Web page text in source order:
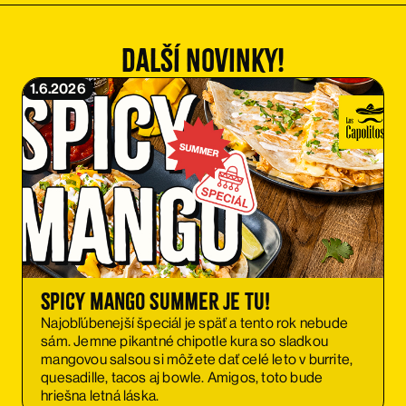
Další novinky!
1.6.2026
Spicy Mango summer je tu!
Najobľúbenejší špeciál je späť a tento rok nebude
sám. Jemne pikantné chipotle kura so sladkou
mangovou salsou si môžete dať celé leto v burrite,
quesadille, tacos aj bowle. Amigos, toto bude
hriešna letná láska.